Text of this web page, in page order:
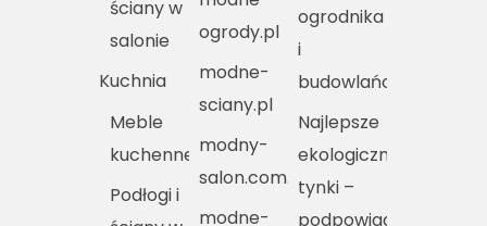
ściany w
salonie
Kuchnia
Meble
kuchenne
Podłogi i
ogrody.pl
modne-
sciany.pl
modny-
salon.com.pl
modne-
ogrodnika
i
budowlańca
Najlepsze
ekologiczne
tynki –
podpowiadamy,